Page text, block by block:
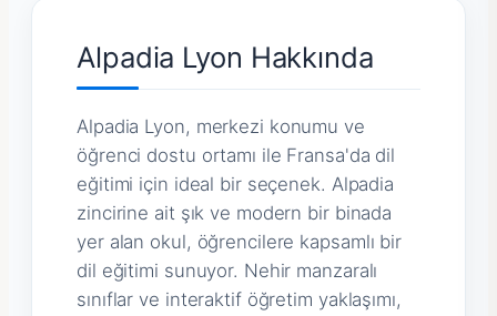
Alpadia Lyon Hakkında
Alpadia Lyon, merkezi konumu ve
öğrenci dostu ortamı ile Fransa'da dil
eğitimi için ideal bir seçenek. Alpadia
zincirine ait şık ve modern bir binada
yer alan okul, öğrencilere kapsamlı bir
dil eğitimi sunuyor. Nehir manzaralı
sınıflar ve interaktif öğretim yaklaşımı,